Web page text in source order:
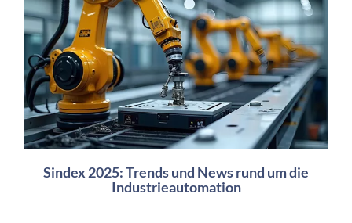
Sindex 2025: Trends und News rund um die
Industrieautomation